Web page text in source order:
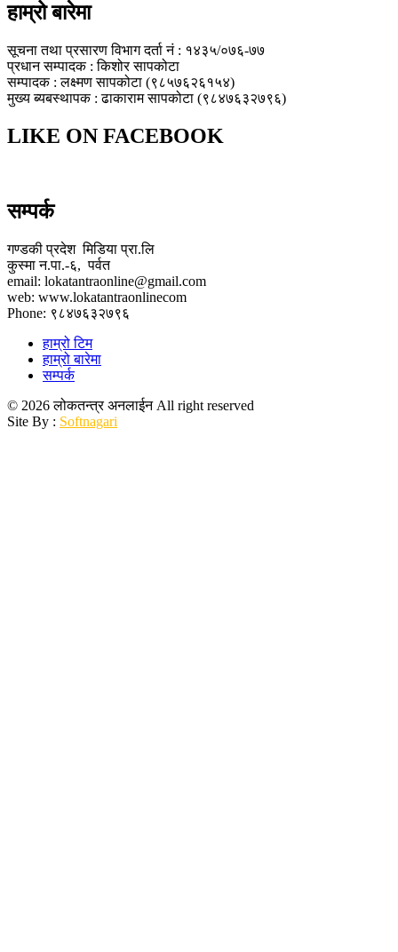
हाम्रो बारेमा
सूचना तथा प्रसारण विभाग दर्ता नं : १४३५/०७६-७७
प्रधान सम्पादक : किशोर सापकोटा
सम्पादक : लक्ष्मण सापकोटा (९८५७६२६१५४)
मुख्य ब्यबस्थापक : ढाकाराम सापकोटा (९८४७६३२७९६)
LIKE ON FACEBOOK
सम्पर्क
गण्डकी प्रदेश मिडिया प्रा.लि
कुस्मा न.पा.-६, पर्वत
email: lokatantraonline@gmail.com
web: www.lokatantraonlinecom
Phone: ९८४७६३२७९६
हाम्रो टिम
हाम्रो बारेमा
सम्पर्क
© 2026 लोकतन्त्र अनलाईन All right reserved
Site By : Softnagari